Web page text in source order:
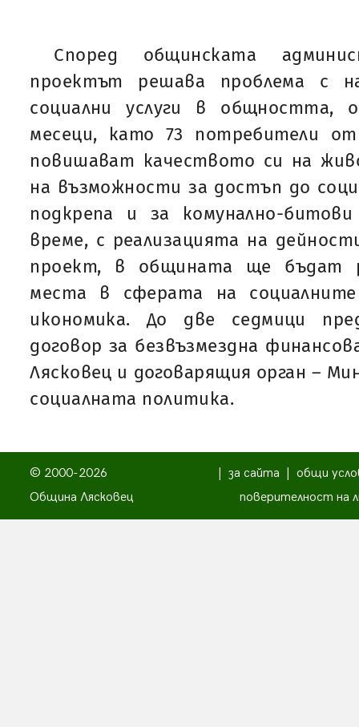
Според общинската
проектът решава проблема с
социални услуги в общността,
месеци, като 73 потребители
повишават качеството си на
на възможности за достъп до
подкрепа и за комунално-
време, с реализацията на
проект, в общината ще бъдат
места в сферата на социалните
икономика. До две седмици
договор за безвъзмездна
Лясковец и договарящия орган –
социалната политика.
© 2000-2026
Община Лясковец
за сайта
общи
поверителност на